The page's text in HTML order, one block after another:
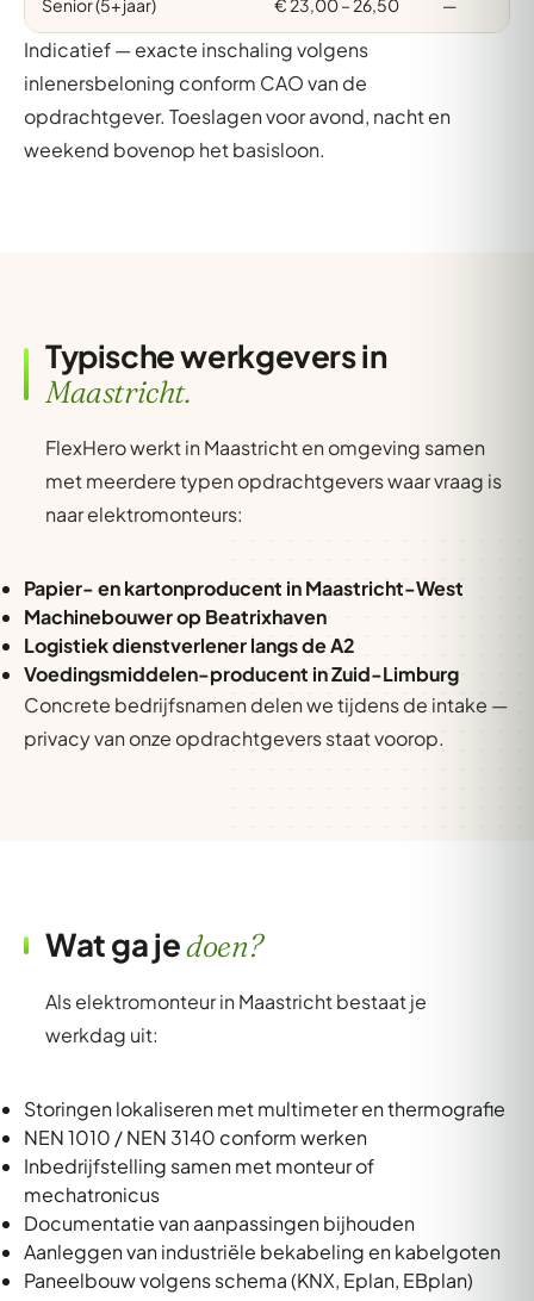
Senior (5+ jaar) € 23,00 – 26,50 —
Indicatief — exacte inschaling volgens
inlenersbeloning conform CAO van de
opdrachtgever. Toeslagen voor avond, nacht en
weekend bovenop het basisloon.
Typische werkgevers in
Maastricht.
FlexHero werkt in Maastricht en omgeving samen
met meerdere typen opdrachtgevers waar vraag is
naar elektromonteurs:
Papier- en kartonproducent in Maastricht-West
Machinebouwer op Beatrixhaven
Logistiek dienstverlener langs de A2
Voedingsmiddelen-producent in Zuid-Limburg
Concrete bedrijfsnamen delen we tijdens de intake —
privacy van onze opdrachtgevers staat voorop.
Wat ga jedoen?
Als elektromonteur in Maastricht bestaat je
werkdag uit:
Storingen lokaliseren met multimeter en thermografie
NEN 1010 / NEN 3140 conform werken
Inbedrijfstelling samen met monteur of
mechatronicus
Documentatie van aanpassingen bijhouden
Aanleggen van industriële bekabeling en kabelgoten
Paneelbouw volgens schema (KNX, Eplan, EBplan)